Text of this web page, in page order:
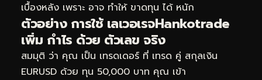
เบื้องหลัง เพราะ อาจ ทำให้ ขาดทุน ได้ หนัก
ตัวอย่าง การใช้ เลเวอเรจHankotrade
เพิ่ม กำไร ด้วย ตัวเลข จริง
สมมุติ ว่า คุณ เป็น เทรดเดอร์ ที่ เทรด คู่ สกุลเงิน
EURUSD ด้วย ทุน 50,000 บาท คุณ เข้า